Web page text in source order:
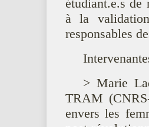
étudiant.e.s
à la
responsables
> Marie
TRAM
envers les